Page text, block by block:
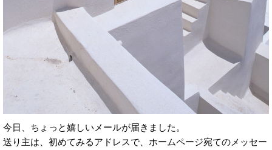
今日、ちょっと嬉しいメールが届きました。
送り主は、初めてみるアドレスで、ホームページ宛てのメッセー